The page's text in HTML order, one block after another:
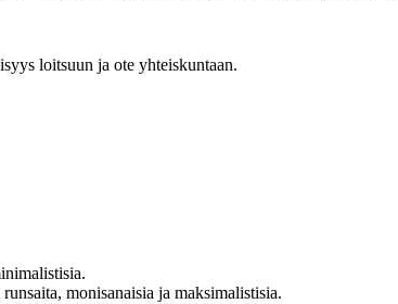
loitsuun ja ote yhteiskuntaan.
monisanaisia ja maksimalistisia.